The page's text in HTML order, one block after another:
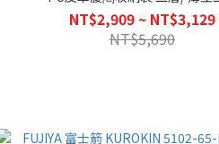
NT$2,909 ~ NT$3,129
NT$5,690